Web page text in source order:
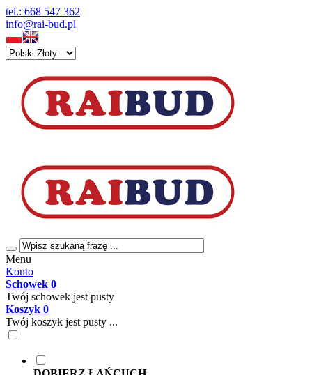
tel.: 668 547 362
info@rai-bud.pl
Menu
Konto
Schowek 0
Twój schowek jest pusty
Koszyk 0
Twój koszyk jest pusty ...